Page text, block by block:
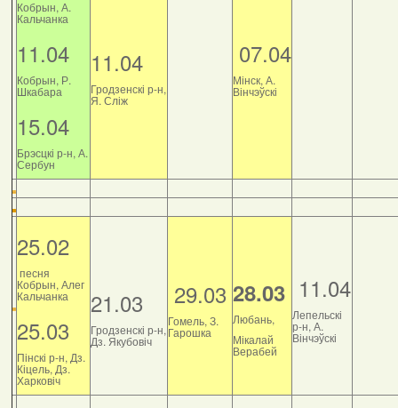
Кобрын, А.
Кальчанка
11.04
Кобрын, Р.
Шкабара
15.04
Брэсцкі р-н, А.
Сербун
11.04
Гродзенскі р-н,
Я. Сліж
07.04
Мінск, А.
Вінчэўскі
25.02
песня
Кобрын, Алег
Кальчанка
25.03
Пінскі р-н, Дз.
Кіцель, Дз.
Харковіч
21.03
Гродзенскі р-н,
Дз. Якубовіч
29.03
Гомель, З.
Гарошка
28.03
Любань,
Мікалай
Верабей
11.04
Лепельскі
р-н, А.
Вінчэўскі